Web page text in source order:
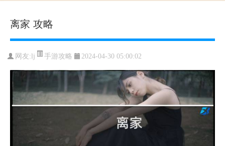
离家 攻略
网友: lj 手游攻略 2024-04-30 05:00:02